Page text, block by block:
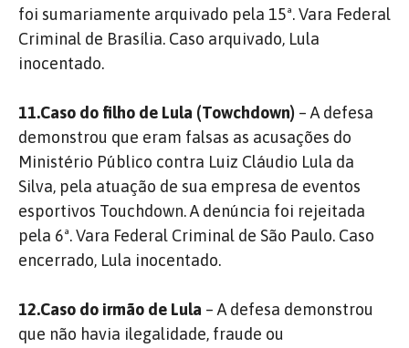
foi sumariamente arquivado pela 15ª. Vara Federal
Criminal de Brasília. Caso arquivado, Lula
inocentado.
11.Caso do filho de Lula (Towchdown) – A defesa
demonstrou que eram falsas as acusações do
Ministério Público contra Luiz Cláudio Lula da
Silva, pela atuação de sua empresa de eventos
esportivos Touchdown. A denúncia foi rejeitada
pela 6ª. Vara Federal Criminal de São Paulo. Caso
encerrado, Lula inocentado.
12.Caso do irmão de Lula – A defesa demonstrou
que não havia ilegalidade, fraude ou